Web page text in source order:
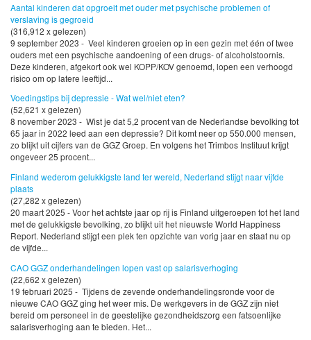
Aantal kinderen dat opgroeit met ouder met psychische problemen of
verslaving is gegroeid
(316,912 x gelezen)
9 september 2023 - Veel kinderen groeien op in een gezin met één of twee
ouders met een psychische aandoening of een drugs- of alcoholstoornis.
Deze kinderen, afgekort ook wel KOPP/KOV genoemd, lopen een verhoogd
risico om op latere leeftijd...
Voedingstips bij depressie - Wat wel/niet eten?
(52,621 x gelezen)
8 november 2023 - Wist je dat 5,2 procent van de Nederlandse bevolking tot
65 jaar in 2022 leed aan een depressie? Dit komt neer op 550.000 mensen,
zo blijkt uit cijfers van de GGZ Groep. En volgens het Trimbos Instituut krijgt
ongeveer 25 procent...
Finland wederom gelukkigste land ter wereld, Nederland stijgt naar vijfde
plaats
(27,282 x gelezen)
20 maart 2025 - Voor het achtste jaar op rij is Finland uitgeroepen tot het land
met de gelukkigste bevolking, zo blijkt uit het nieuwste World Happiness
Report. Nederland stijgt een plek ten opzichte van vorig jaar en staat nu op
de vijfde...
CAO GGZ onderhandelingen lopen vast op salarisverhoging
(22,662 x gelezen)
19 februari 2025 - Tijdens de zevende onderhandelingsronde voor de
nieuwe CAO GGZ ging het weer mis. De werkgevers in de GGZ zijn niet
bereid om personeel in de geestelijke gezondheidszorg een fatsoenlijke
salarisverhoging aan te bieden. Het...